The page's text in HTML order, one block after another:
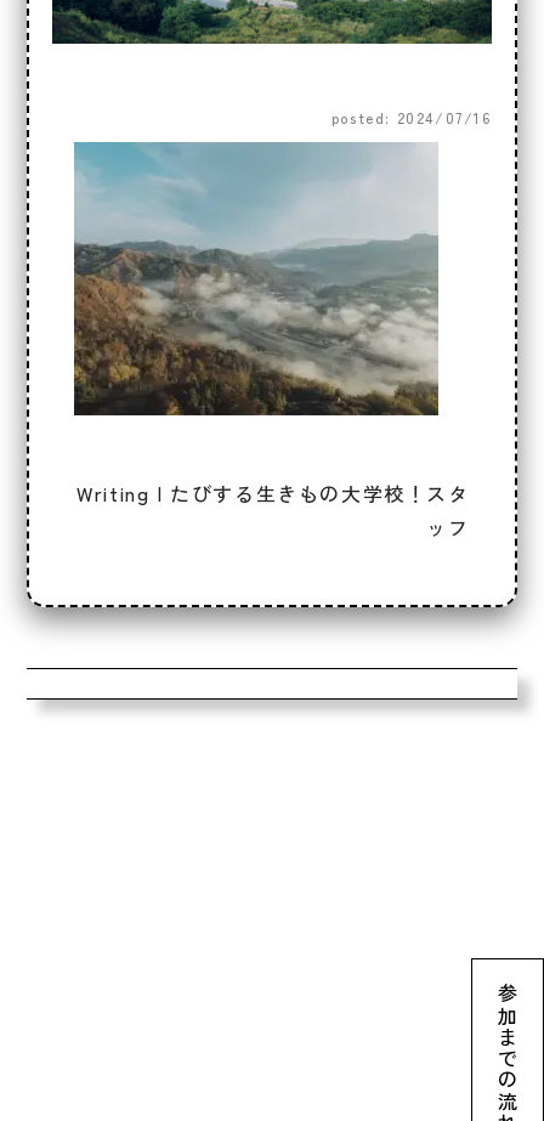
参加までの流れ
posted: 2024/07/16
Writing | たびする生きもの大学校！スタ
ッフ